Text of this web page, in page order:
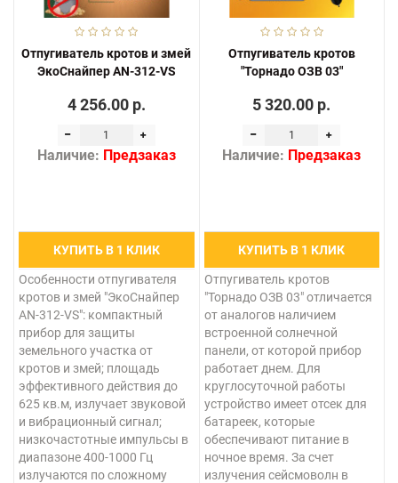
Отпугиватель кротов и змей
ЭкоСнайпер AN-312-VS
4 256.00 р.
Наличие: Предзаказ
КУПИТЬ В 1 КЛИК
Особенности отпугивателя
кротов и змей "ЭкоСнайпер
AN-312-VS": компактный
прибор для защиты
земельного участка от
кротов и змей; площадь
эффективного действия до
625 кв.м, излучает звуковой
и вибрационный сигнал;
низкочастотные импульсы в
диапазоне 400-1000 Гц
излучаются по сложному
Отпугиватель кротов
"Торнадо ОЗВ 03"
5 320.00 р.
Наличие: Предзаказ
КУПИТЬ В 1 КЛИК
Отпугиватель кротов
"Торнадо ОЗВ 03" отличается
от аналогов наличием
встроенной солнечной
панели, от которой прибор
работает днем. Для
круглосуточной работы
устройство имеет отсек для
батареек, которые
обеспечивают питание в
ночное время. За счет
излучения сейсмоволн в